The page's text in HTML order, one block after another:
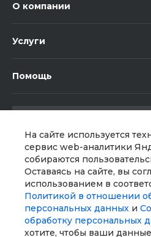
На сайте используется
сервис web-аналитики
собираются
Оставаясь на сайте, вы
использованием в
Политикой в отношении
персональных данных и
обработку персональных
хотите, чтобы ваши
О компании
Услуги
Помощь
Мы в соц.